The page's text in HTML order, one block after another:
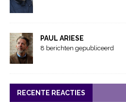
PAUL ARIESE
8 berichten gepubliceerd
RECENTE REACTIES